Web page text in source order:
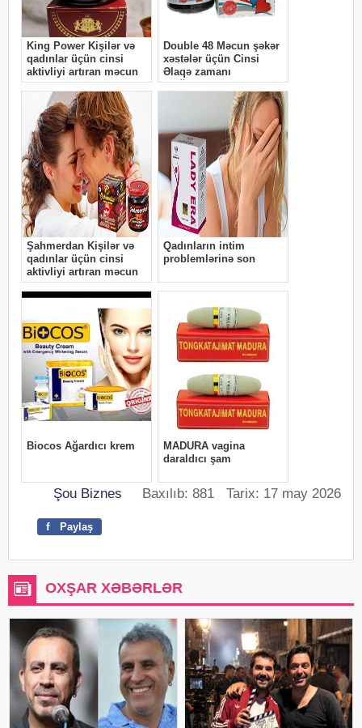
Şou Biznes Baxılıb: 881 Tarix: 17 may 2026
f Paylaş
OXŞAR XƏBƏRLƏR